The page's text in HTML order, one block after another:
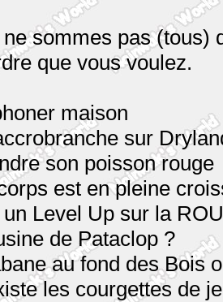
sommes pas (tous)
que vous voulez.
maison
sur
son poisson rouge
est en pleine
Level Up sur la
de Pataclop ?
au fond des Bois
les courgettes de